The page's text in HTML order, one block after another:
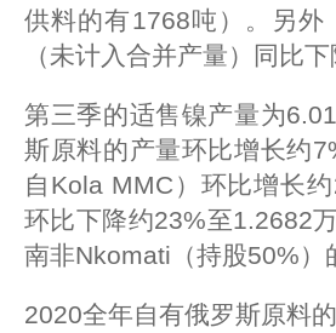
供料的有1768吨）。另
（未计入合并产量）同比
第三季的适售镍产量为
斯原料的产量环比增长约
自Kola MMC）环比增长
环比下降约23%至1.2682
南非Nkomati（持股50%）
2020全年自有俄罗斯原料